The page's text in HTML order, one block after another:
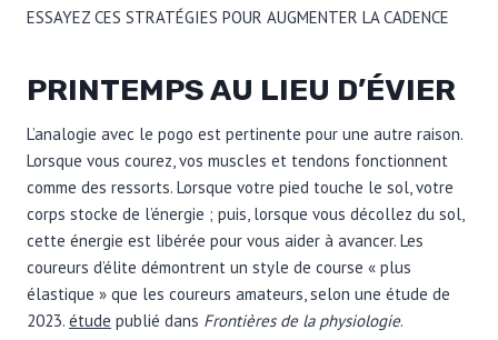
ESSAYEZ CES STRATÉGIES POUR AUGMENTER LA CADENCE
PRINTEMPS AU LIEU D’ÉVIER
L’analogie avec le pogo est pertinente pour une autre raison.
Lorsque vous courez, vos muscles et tendons fonctionnent
comme des ressorts. Lorsque votre pied touche le sol, votre
corps stocke de l’énergie ; puis, lorsque vous décollez du sol,
cette énergie est libérée pour vous aider à avancer. Les
coureurs d’élite démontrent un style de course « plus
élastique » que les coureurs amateurs, selon une étude de
2023. étude publié dans Frontières de la physiologie.